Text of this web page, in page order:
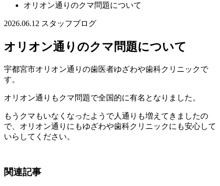
オリオン通りのクマ問題について
2026.06.12 スタッフブログ
オリオン通りのクマ問題について
宇都宮市オリオン通りの歯医者ゆざわや歯科クリニックで
す。
オリオン通りもクマ問題で全国的に有名となりました。
もうクマもいなくなったようで人通りも増えてきましたの
で、オリオン通りにもゆざわや歯科クリニックにも安心して
いらしてください。
関連記事